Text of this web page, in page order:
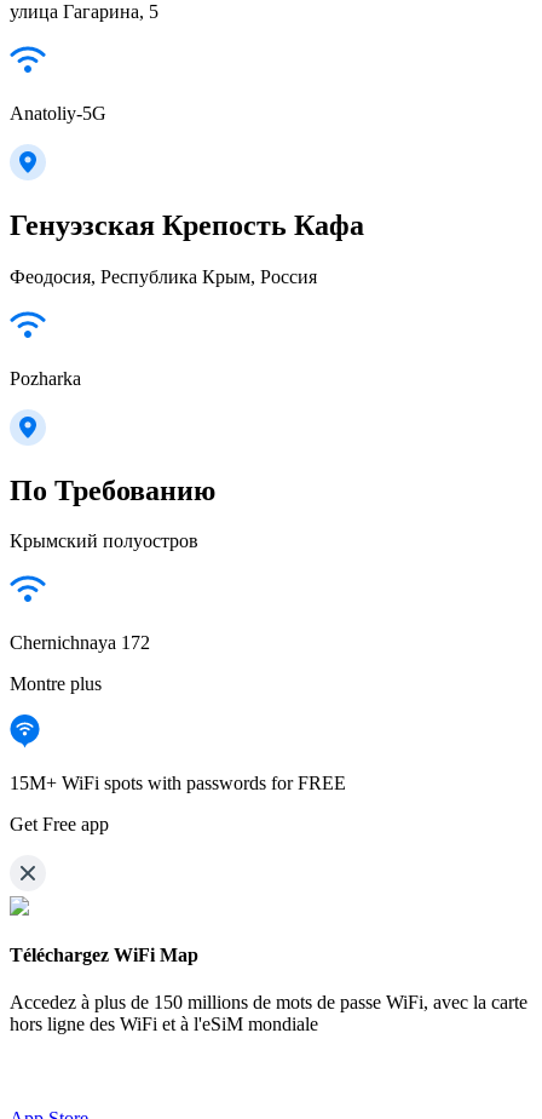
улица Гагарина, 5
Anatoliy-5G
Генуэзская Крепость Кафа
Феодосия, Республика Крым, Россия
Pozharka
По Требованию
Крымский полуостров
Chernichnaya 172
Montre plus
15M+ WiFi spots with passwords for FREE
Get Free app
Téléchargez WiFi Map
Accedez à plus de 150 millions de mots de passe WiFi, avec la carte
hors ligne des WiFi et à l'eSiM mondiale